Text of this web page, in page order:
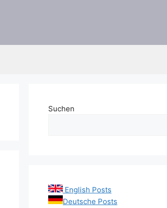
Suchen
English Posts
Deutsche Posts